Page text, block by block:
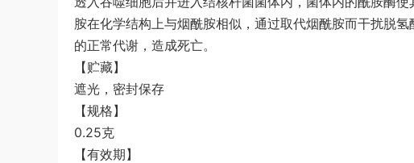
胺在化学结构上与烟酰胺相似，通过取代烟酰胺而干扰脱
的正常代谢，造成死亡。
【贮藏】
遮光，密封保存
【规格】
0.25克
【有效期】